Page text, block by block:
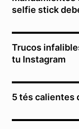
selfie stick
Trucos
tu Instagram
5 tés calientes